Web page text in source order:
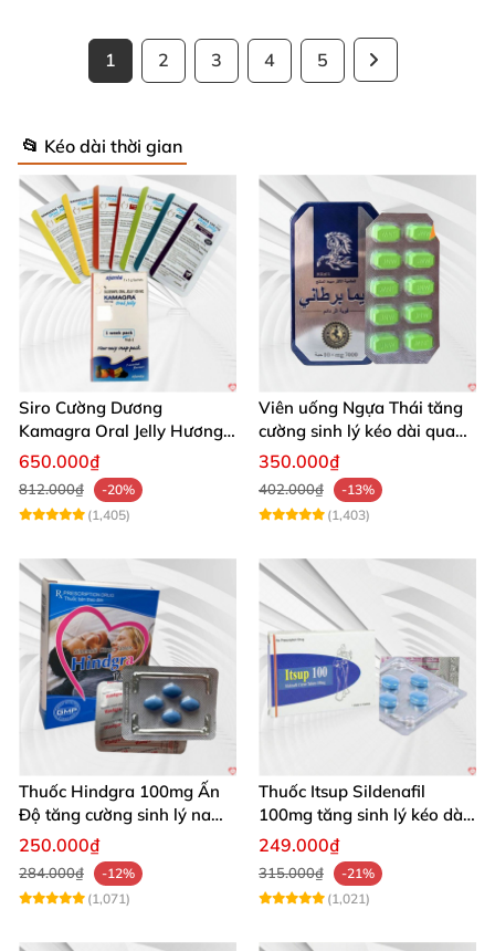
1 2 3 4 5
📂 Kéo dài thời gian
Siro Cường Dương
Kamagra Oral Jelly Hương
Trái Cây Một Hộp 7 Gói
650.000₫
812.000₫
-20%
(1,405)
Viên uống Ngựa Thái tăng
cường sinh lý kéo dài quan
hệ
350.000₫
402.000₫
-13%
(1,403)
Thuốc Hindgra 100mg Ấn
Độ tăng cường sinh lý nam
hindgra-100 chống xts
cương dương
250.000₫
284.000₫
-12%
(1,071)
Thuốc Itsup Sildenafil
100mg tăng sinh lý kéo dài
quan hệ nam giới
249.000₫
315.000₫
-21%
(1,021)